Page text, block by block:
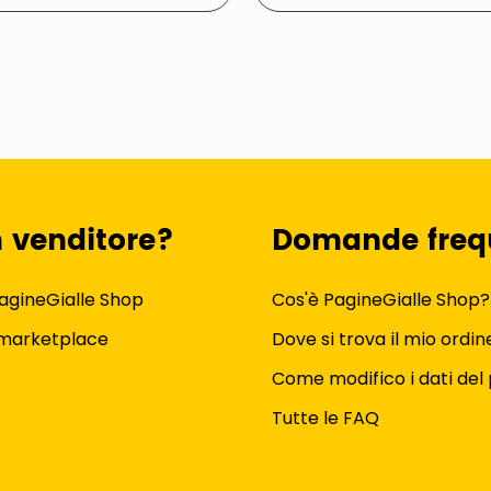
venditore?
Shop
Domande
Cos'è PagineGialle Shop?
Dove si trova il mio
Come modifico i dati del
Tutte le FAQ